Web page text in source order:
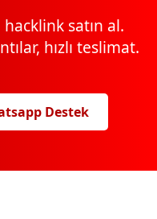
satın al.
hızlı teslimat.
Destek